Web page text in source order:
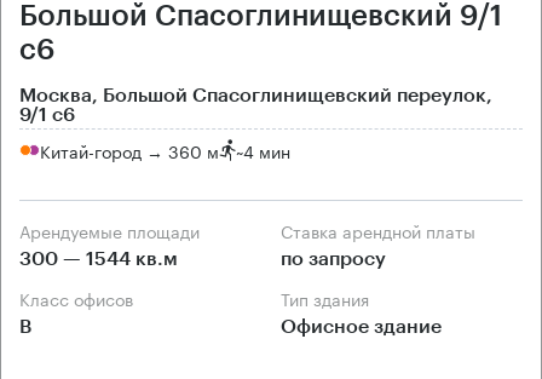
Большой Спасоглинищевский 9/1
с6
Москва, Большой Спасоглинищевский переулок,
9/1 с6
Китай-город → 360 м ~4 мин
Арендуемые площади
300 — 1544 кв.м
Ставка арендной платы
по запросу
Класс офисов
B
Тип здания
Офисное здание